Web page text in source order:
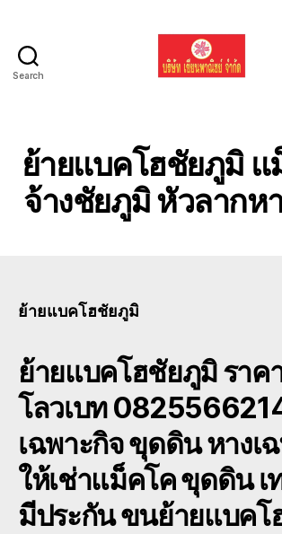
Search
แบค
โฮ
ทั่ว
ย้ายแบคโฮชัยภูมิ แ
จ้างชัยภูมิ หัวลากห
ย้ายแบคโฮชัยภูมิ
ย้ายแบคโฮชัยภูมิราค
โลวเบท
เฉพาะกิจ ขุดดิน หางเ
ให้เช่าแม็คโค ขุดดิน เ
มีประกัน ขนย้ายแบค